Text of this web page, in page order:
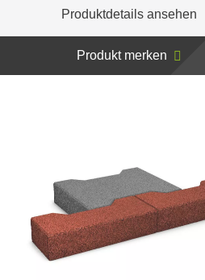
Produktdetails ansehen
Produkt merken